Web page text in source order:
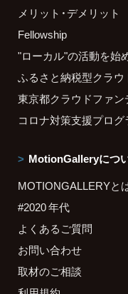
メリット・デメリット
Fellowship
"ローカル"の活動を始
ふるさと納税型クラ
東京都クラウドファ
コロナ対策支援プロ
MotionGalleryにつ
MOTIONGALLERYと
#2020 年代
よくあるご質問
お問い合わせ
取材のご相談